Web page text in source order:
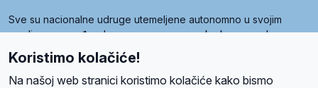
Sve su nacionalne udruge utemeljene autonomno u svojim
zemljama, a međusobna su povezane preko krovne udruge
pod nazivom Svjetska obitelj Radio Marije (World Family of
Radio Maria). Svjetsku obitelj utemeljilo je sedam članica, među
kojima je i hrvatska Udruga Radio Marija.
Koristimo kolačiće!
Na našoj web stranici koristimo kolačiće kako bismo